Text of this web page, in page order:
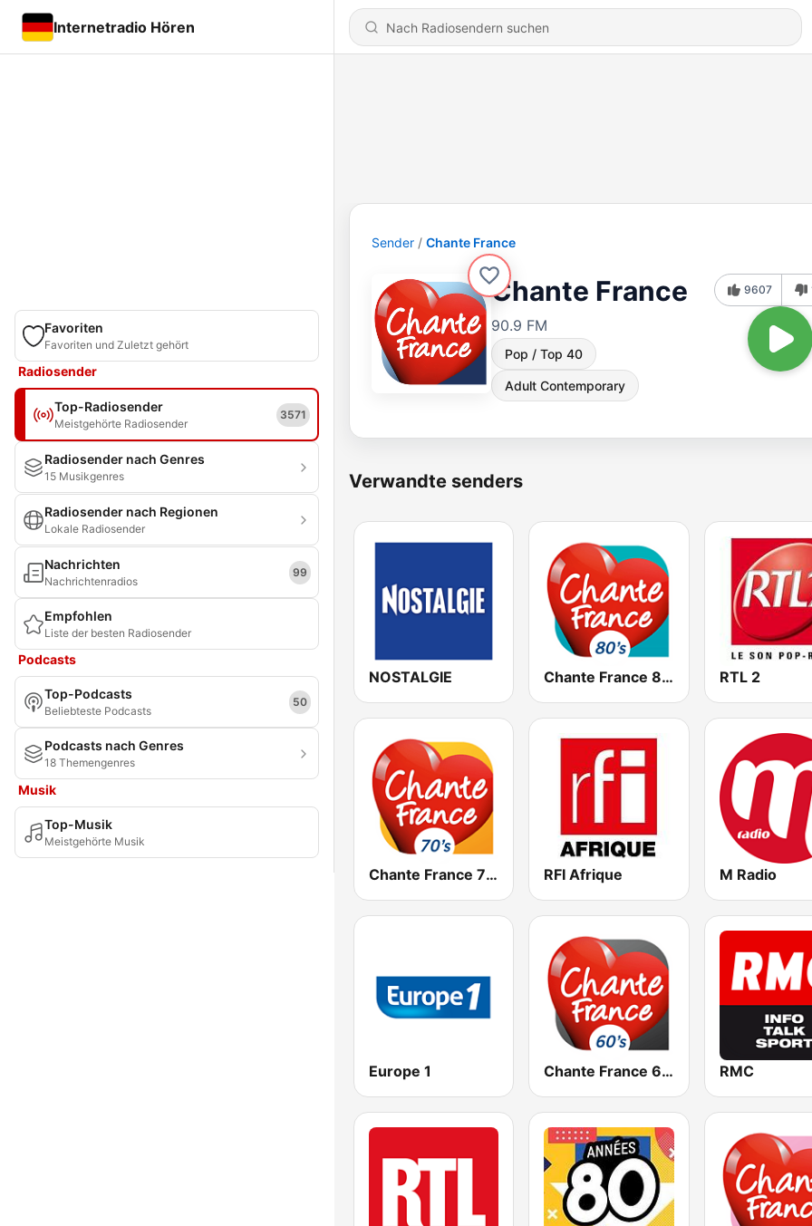
Internetradio Hören
Favoriten
Favoriten und Zuletzt gehört
Radiosender
Top-Radiosender
Meistgehörte Radiosender
3571
Radiosender nach Genres
15 Musikgenres
Radiosender nach Regionen
Lokale Radiosender
Nachrichten
Nachrichtenradios
99
Empfohlen
Liste der besten Radiosender
Podcasts
Top-Podcasts
Beliebteste Podcasts
50
Podcasts nach Genres
18 Themengenres
Musik
Top-Musik
Meistgehörte Musik
Sender Chante France
Chante France
90.9 FM
Pop / Top 40
Adult Contemporary
9607
Verwandte senders
NOSTALGIE Chante France 80's RTL 2
Chante France 70's RFI Afrique M Radio
Europe 1 Chante France 60's RMC